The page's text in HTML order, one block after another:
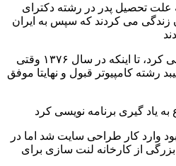
۵ ساله بود به علت تحصیل پدر در رشته دکترای
زندگی می کردند که سپس به ایران
تا دبیرستان در مشهد زندگی می کرد، تا اینکه در سال ۱۳۷۶ وقتی
رشته کامپیوتر قبول و نهایتا موفق
یاد گیری برنامه نویسی کرد
وقتی ۲۳ ساله بود وارد کار طراحی سایت شد اما در
از کارخانه لنت سازی برای